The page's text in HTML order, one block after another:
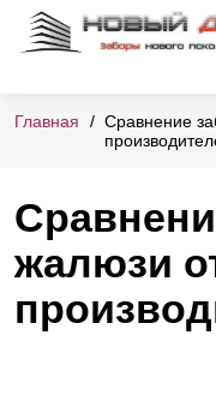
Главная
Сравнение
жалюзи